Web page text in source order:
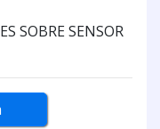
SOBRE SENSOR